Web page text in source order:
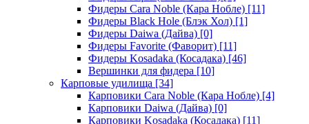
Фидеры Cara Noble (Кара Нобле) [11]
Фидеры Black Hole (Блэк Хол) [1]
Фидеры Daiwa (Дайва) [0]
Фидеры Favorite (Фаворит) [11]
Фидеры Kosadaka (Косадака) [46]
Вершинки для фидера [10]
Карповые удилища [34]
Карповики Cara Noble (Кара Нобле) [4]
Карповики Daiwa (Дайва) [0]
Карповики Kosadaka (Косадака) [11]